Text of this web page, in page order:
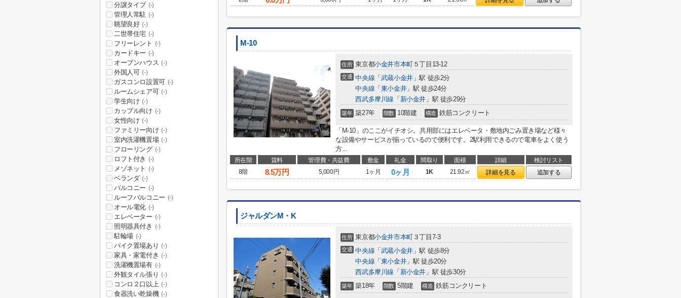
M-10
住所 東京都小金井市本町５丁目13-12
交通 中央線 「 武蔵小金井」駅 徒歩2分
中央線 「 東小金井」駅 徒歩24分
西武多摩川線 「 新小金井 」駅 徒歩29分
築年 築27年 階数 10階建 構造 鉄筋コンクリート
「M-10」のここがイチオシ。共用部にはエレベータ・敷地内ごみ置き場など様々
な設備やサービスが揃っているので便利です。2駅利用できるので電車をよく使う
方...
所在階 賃料 管理費・共益費 敷金 礼金 間取り 面積 詳細
検討リスト
8階
8.5万円 5,000円 1ヶ月 0ヶ月 1K 21.92㎡ 詳細を見る 追加する
ジャルダンM・K
住所 東京都小金井市本町３丁目7-3
交通 中央線 「 武蔵小金井」駅 徒歩8分
中央線 「 東小金井」駅 徒歩20分
西武多摩川線 「 新小金井 」駅 徒歩30分
築年 築18年 階数 5階建 構造 鉄筋コンクリート
分譲タイプ (-)
管理人常駐 (-)
眺望良好 (-)
二世帯住宅 (-)
フリーレント (-)
カードキー (-)
オープンハウス (-)
外国人可 (-)
ガスコンロ設置可 (-)
ルームシェア可 (-)
学生向け (-)
カップル向け (-)
女性向け (-)
ファミリー向け (-)
室内洗濯機置場 (-)
フローリング (-)
ロフト付き (-)
メゾネット (-)
ベランダ (-)
バルコニー (-)
ルーフバルコニー (-)
オール電化 (-)
エレベーター (-)
照明器具付き (-)
駐輪場 (-)
バイク置場あり (-)
家具・家電付き (-)
洗濯機置場有 (-)
外観タイル張り (-)
コンロ２口以上 (-)
食器洗い乾燥機 (-)